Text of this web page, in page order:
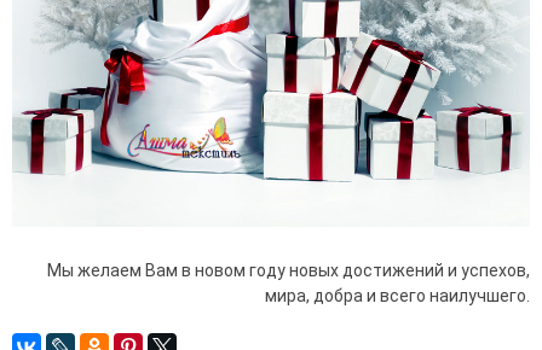
Мы желаем Вам в новом году новых достижений и успехов,
мира, добра и всего наилучшего.